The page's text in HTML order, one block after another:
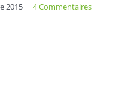
2015 | 4 Commentaires